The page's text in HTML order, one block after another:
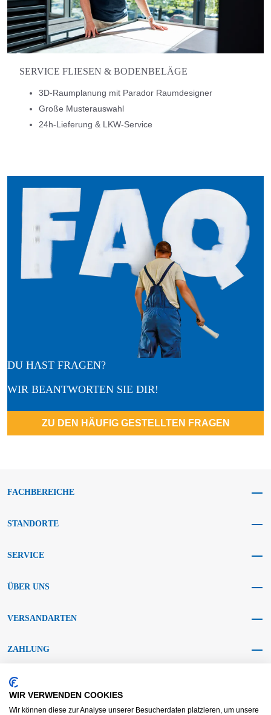
SERVICE FLIESEN & BODENBELÄGE
3D-Raumplanung mit Parador Raumdesigner
Große Musterauswahl
24h-Lieferung & LKW-Service
DU HAST FRAGEN?
WIR BEANTWORTEN SIE DIR!
ZU DEN HÄUFIG GESTELLTEN FRAGEN
FACHBEREICHE
STANDORTE
SERVICE
ÜBER UNS
VERSANDARTEN
ZAHLUNG
SOCIAL MEDIA
WIR VERWENDEN COOKIES
Wir können diese zur Analyse unserer Besucherdaten platzieren, um unsere